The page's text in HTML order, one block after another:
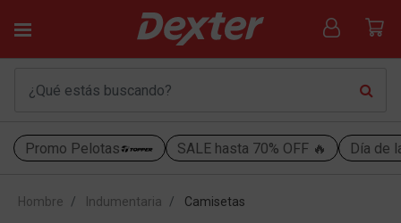
Promo Pelotas SALE hasta 70% OFF 🔥 Día de
Hombre Indumentaria Camisetas